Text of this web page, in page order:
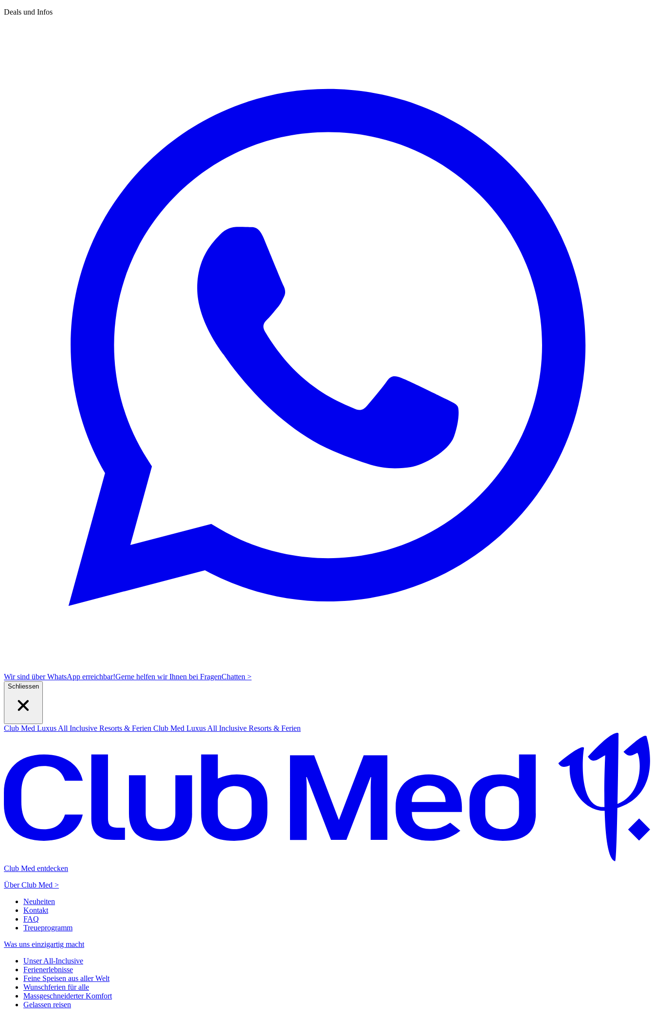
Deals und Infos
Wir sind über WhatsApp erreichbar!Gerne helfen wir Ihnen bei FragenChatten >
Schliessen
Club Med Luxus All Inclusive Resorts & Ferien Club Med Luxus All Inclusive Resorts & Ferien
Club Med entdecken
Über Club Med >
Neuheiten
Kontakt
FAQ
Treueprogramm
Was uns einzigartig macht
Unser All-Inclusive
Ferienerlebnisse
Feine Speisen aus aller Welt
Wunschferien für alle
Massgeschneiderter Komfort
Gelassen reisen